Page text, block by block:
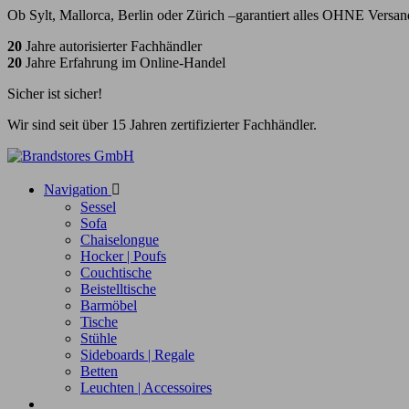
Ob Sylt, Mallorca, Berlin oder Zürich –garantiert alles OHNE
20 Jahre autorisierter Fachhändler
20 Jahre Erfahrung im Online-Handel
Sicher ist sicher!
Wir sind seit über 15 Jahren zertifizierter Fachhändler.
Navigation 
Sessel
Sofa
Chaiselongue
Hocker | Poufs
Couchtische
Beistelltische
Barmöbel
Tische
Stühle
Sideboards | Regale
Betten
Leuchten | Accessoires